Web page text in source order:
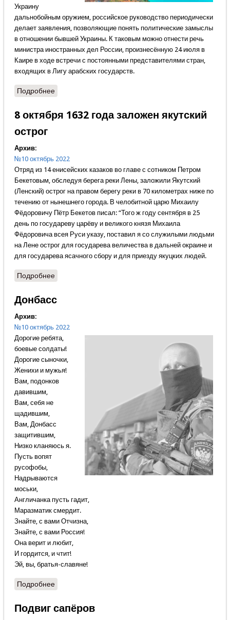
Украину
дальнобойным оружием, российское руководство периодически
делает заявления, позволяющие понять политические замыслы
в отношении бывшей Украины. К таковым можно отнести речь
министра иностранных дел России, произнесённую 24 июля в
Каире в ходе встречи с постоянными представителями стран,
входящих в Лигу арабских государств.
Подробнеео Нужна ли нам Малороссия?
8 октября 1632 года заложен якутский
острог
Архив:
№10 октябрь 2022
Отряд из 14 енисейских казаков во главе с сотником Петром
Бекетовым, обследуя берега реки Лены, заложили Якутский
(Ленский) острог на правом берегу реки в 70 километрах ниже по
течению от нынешнего города. В челобитной царю Михаилу
Фёдоровичу Пётр Бекетов писал: “Того ж году сентября в 25
день по государеву царёву и великого князя Михаила
Фёдоровича всея Руси указу, поставил я со служилыми людьми
на Лене острог для государева величества в дальней окраине и
для государева ясачного сбору и для приезду якуцких людей.
Подробнеео 8 октября 1632 года заложен якутский острог
Донбасс
Архив:
№10 октябрь 2022
Дорогие ребята,
боевые солдаты!
Дорогие сыночки,
Женихи и мужья!
Вам, подонков
давившим,
Вам, себя не
щадившим,
Вам, Донбасс
защитившим,
Низко кланяюсь я.
Пусть вопят
русофобы,
Надрываются
моськи,
Англичанка пусть гадит,
Маразматик смердит.
Знайте, с вами Отчизна,
Знайте, с вами Россия!
Она верит и любит,
И гордится, и чтит!
Эй, вы, братья-славяне!
Подробнеео Донбасс
Подвиг сапёров